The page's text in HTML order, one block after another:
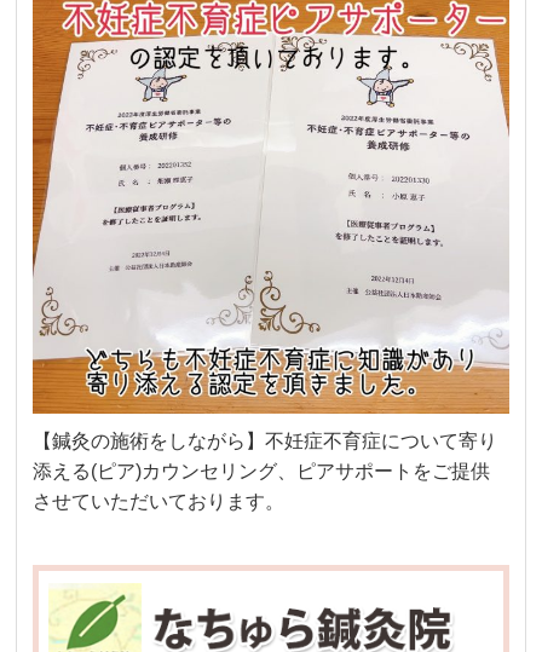
【鍼灸の施術をしながら】不妊症不育症について寄り
添える(ピア)カウンセリング、ピアサポートをご提供
させていただいております。